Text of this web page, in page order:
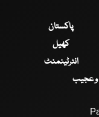
پاکستان
کھیل
انٹرٹینمنٹ
عجیب